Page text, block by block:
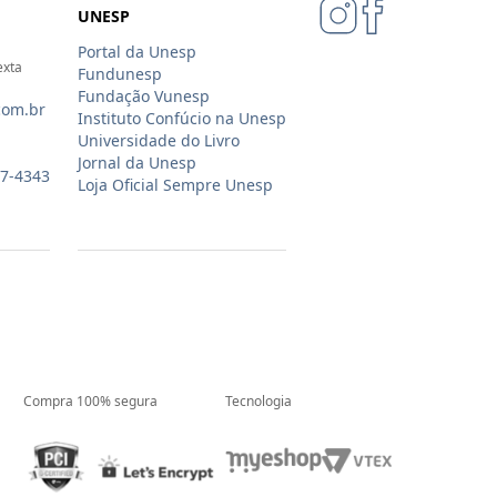
4343
UNESP
Portal da Unesp
Fundunesp
Fundação Vunesp
Instituto Confúcio na Unesp
Universidade do Livro
Jornal da Unesp
Loja Oficial Sempre Unesp
Compra 100% segura Tecnologia